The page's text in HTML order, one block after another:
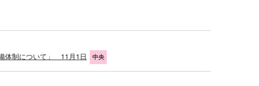
体制について」 11月1日
中央